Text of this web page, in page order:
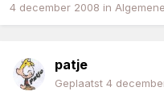
4 december 2008 in
patje
Geplaatst 4